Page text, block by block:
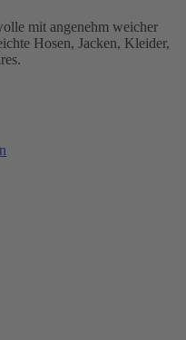
mit angenehm weicher
Hosen, Jacken, Kleider,